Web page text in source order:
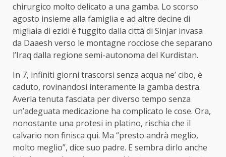
chirurgico molto delicato a una gamba. Lo scorso
agosto insieme alla famiglia e ad altre decine di
migliaia di ezidi è fuggito dalla città di Sinjar invasa
da Daaesh verso le montagne rocciose che separano
l’Iraq dalla regione semi-autonoma del Kurdistan.
In 7, infiniti giorni trascorsi senza acqua ne’ cibo, è
caduto, rovinandosi interamente la gamba destra.
Averla tenuta fasciata per diverso tempo senza
un’adeguata medicazione ha complicato le cose. Ora,
nonostante una protesi in platino, rischia che il
calvario non finisca qui. Ma “presto andrà meglio,
molto meglio”, dice suo padre. E sembra dirlo anche